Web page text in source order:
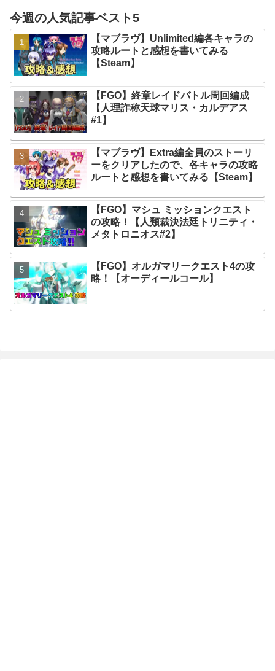
今週の人気記事ベスト5
【マブラヴ】Unlimited編各キャラの
攻略ルートと感想を書いてみる
【Steam】
【FGO】終章レイドバトル周回編成
【人理詐称天球マリス・カルデアス
#1】
【マブラヴ】Extra編全員のストーリ
ーをクリアしたので、各キャラの攻略
ルートと感想を書いてみる【Steam】
【FGO】マシュ ミッションクエスト
の攻略！【人類裁決法廷トリニティ・
メタトロニオス#2】
【FGO】オルガマリークエスト4の攻
略！【オーディールコール】